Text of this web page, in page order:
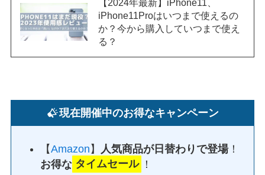
【2024年最新】iPhone11、
iPhone11Proはいつまで使えるの
か？今から購入していつまで使え
る？
現在開催中のお得なキャンペーン
【Amazon 】 人気商品が日替わりで登場！
お得な タイムセール ！